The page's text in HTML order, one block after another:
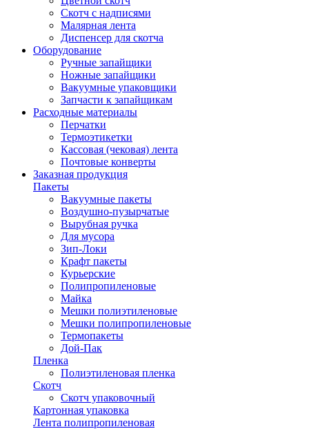
Скотч с надписями
Малярная лента
Диспенсер для скотча
Оборудование
Ручные запайщики
Ножные запайщики
Вакуумные упаковщики
Запчасти к запайщикам
Расходные материалы
Перчатки
Термоэтикетки
Кассовая (чековая) лента
Почтовые конверты
Заказная продукция
Пакеты
Вакуумные пакеты
Воздушно-пузырчатые
Вырубная ручка
Для мусора
Зип-Локи
Крафт пакеты
Курьерские
Полипропиленовые
Майка
Мешки полиэтиленовые
Мешки полипропиленовые
Термопакеты
Дой-Пак
Пленка
Полиэтиленовая пленка
Скотч
Скотч упаковочный
Картонная упаковка
Лента полипропиленовая